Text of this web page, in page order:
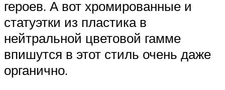
героев. А вот хромированные и
статуэтки из пластика в
нейтральной цветовой гамме
впишутся в этот стиль очень даже
органично.